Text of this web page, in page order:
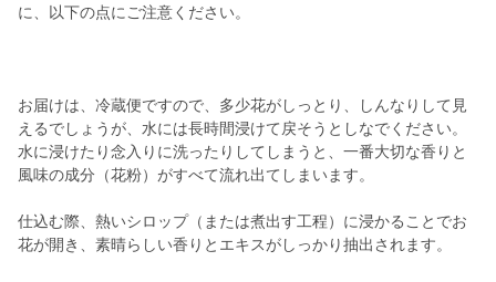
に、以下の点にご注意ください。
お届けは、冷蔵便ですので、多少花がしっとり、しんなりして見
えるでしょうが、水には長時間浸けて戻そうとしなでください。
水に浸けたり念入りに洗ったりしてしまうと、一番大切な香りと
風味の成分（花粉）がすべて流れ出てしまいます。
仕込む際、熱いシロップ（または煮出す工程）に浸かることでお
花が開き、素晴らしい香りとエキスがしっかり抽出されます。